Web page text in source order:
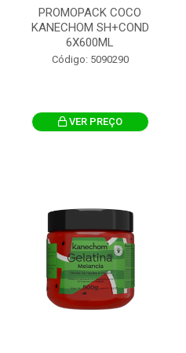
PROMOPACK COCO
KANECHOM SH+COND
6X600ML
Código: 5090290
VER PREÇO